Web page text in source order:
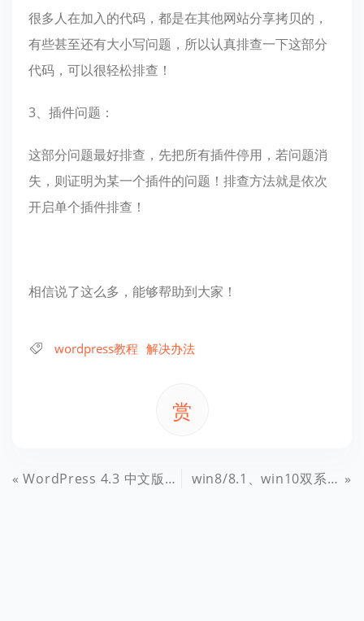
很多人在加入的代码，都是在其他网站分享拷贝的，
有些甚至还有大小写问题，所以认真排查一下这部分
代码，可以很轻松排查！
3、插件问题：
这部分问题最好排查，先把所有插件停用，若问题消
失，则证明为某一个插件的问题！排查方法就是依次
开启单个插件排查！
相信说了这么多，能够帮助到大家！
wordpress教程 解决办法
赏
WordPress 4.3 中文版菜单设置显示选项BUG修复 win8/8.1、win10双系统安装详细教程